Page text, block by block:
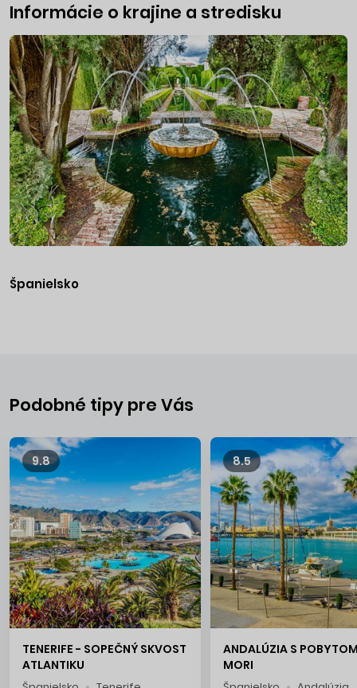
Informácie o krajine a stredisku
Španielsko
Podobné tipy pre Vás
9.8
TENERIFE - SOPEČNÝ SKVOST
ATLANTIKU
8.5
ANDALÚZIA S
MORI